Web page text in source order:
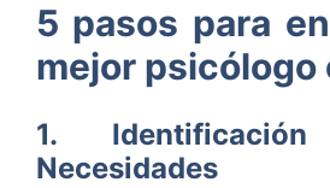
5 pasos para
mejor psicólogo
1.
Necesidades